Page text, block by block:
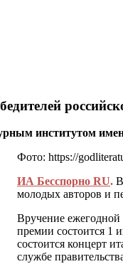
институтом
Фото: https://
ИА Бесспорно RU. В
молодых авторов и
Вручение ежегодной
премии состоится 1
состоится концерт
службе